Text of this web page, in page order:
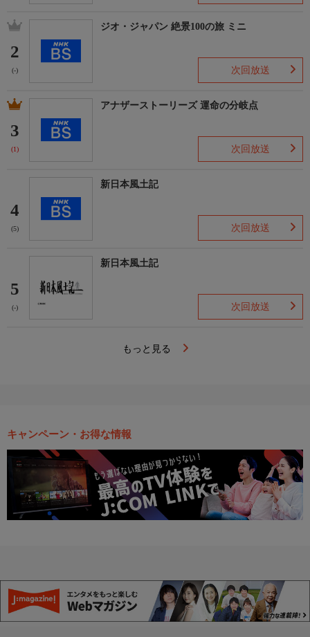
2
(-)
ジオ・ジャパン 絶景100の旅 ミニ
次回放送
3
(1)
アナザーストーリーズ 運命の分岐点
次回放送
4
(5)
新日本風土記
次回放送
5
(-)
新日本風土記
次回放送
もっと見る
キャンペーン・お得な情報